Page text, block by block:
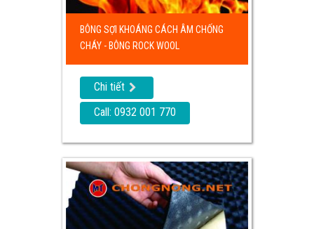
BÔNG SỢI KHOÁNG CÁCH ÂM CHỐNG
CHÁY - BÔNG ROCK WOOL
Chi tiết
Call: 0932 001 770